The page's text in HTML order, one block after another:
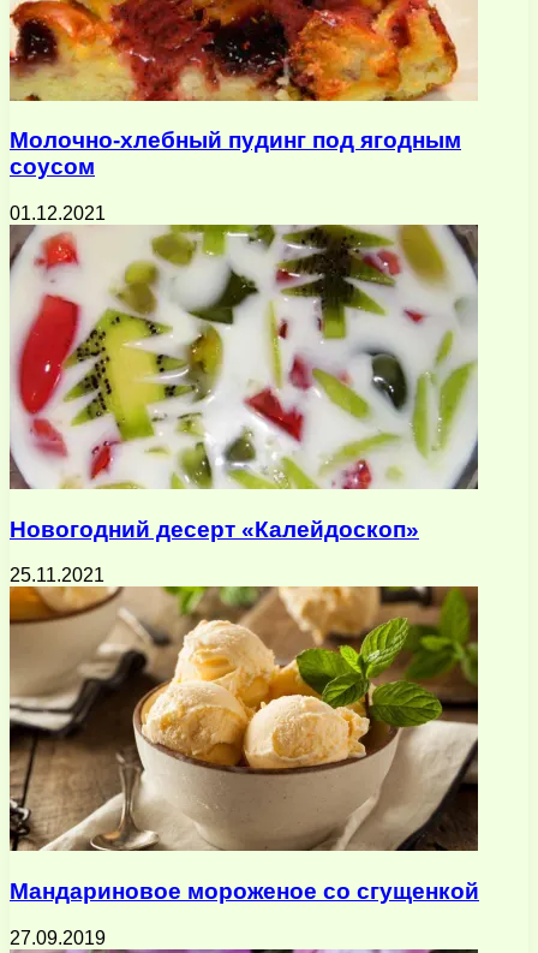
Молочно-хлебный пудинг под ягодным
соусом
01.12.2021
Новогодний десерт «Калейдоскоп»
25.11.2021
Мандариновое мороженое со сгущенкой
27.09.2019